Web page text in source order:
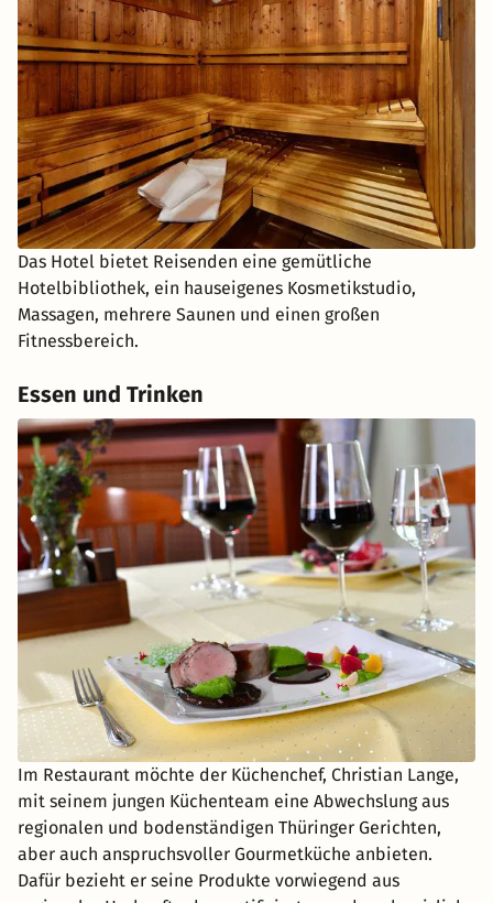
Das Hotel bietet Reisenden eine gemütliche
Hotelbibliothek, ein hauseigenes Kosmetikstudio,
Massagen, mehrere Saunen und einen großen
Fitnessbereich.
Essen und Trinken
Im Restaurant möchte der Küchenchef, Christian Lange,
mit seinem jungen Küchenteam eine Abwechslung aus
regionalen und bodenständigen Thüringer Gerichten,
aber auch anspruchsvoller Gourmetküche anbieten.
Dafür bezieht er seine Produkte vorwiegend aus